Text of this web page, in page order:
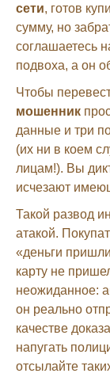
сети, готов
сумму, но
соглашаетесь
подвоха, а он
Чтобы
мошенник
данные и три
(их ни в коем
лицам!). Вы
исчезают
Такой развод
атакой.
«деньги
карту не
неожиданное:
он реально
качестве
напугать
отсылайте